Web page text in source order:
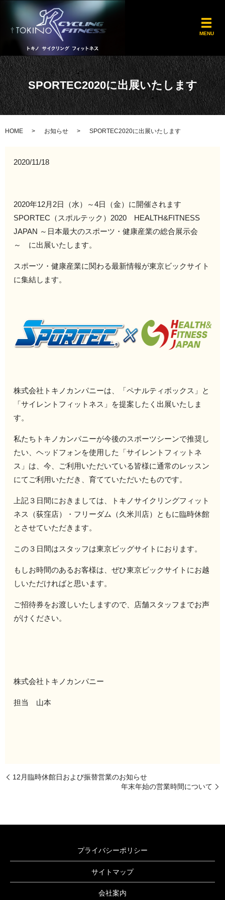
MENU
SPORTEC2020に出展いたします
HOME お知らせ SPORTEC2020に出展いたします
2020/11/18
2020年12月2日（水）～4日（金）に開催されます
SPORTEC（スポルテック）2020 HEALTH&FITNESS
JAPAN ～日本最大のスポーツ・健康産業の総合展示会
～ に出展いたします。
スポーツ・健康産業に関わる最新情報が東京ビックサイト
に集結します。
株式会社トキノカンパニーは、「ペナルティボックス」と
「サイレントフィットネス」を提案したく出展いたしま
す。
私たちトキノカンパニーが今後のスポーツシーンで推奨し
たい、ヘッドフォンを使用した「サイレントフィットネ
ス」は、今、ご利用いただいている皆様に通常のレッスン
にてご利用いただき、育てていただいたものです。
上記３日間におきましては、トキノサイクリングフィット
ネス（荻窪店）・フリーダム（久米川店）ともに臨時休館
とさせていただきます。
この３日間はスタッフは東京ビッグサイトにおります。
もしお時間のあるお客様は、ぜひ東京ビックサイトにお越
しいただければと思います。
ご招待券をお渡しいたしますので、店舗スタッフまでお声
がけください。
株式会社トキノカンパニー
担当 山本
12月臨時休館日および振替営業のお知らせ
年末年始の営業時間について
プライバシーポリシー
サイトマップ
会社案内